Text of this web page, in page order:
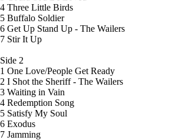
4 Three Little Birds
5 Buffalo Soldier
6 Get Up Stand Up - The Wailers
7 Stir It Up
Side 2
1 One Love/People Get Ready
2 I Shot the Sheriff - The Wailers
3 Waiting in Vain
4 Redemption Song
5 Satisfy My Soul
6 Exodus
7 Jamming